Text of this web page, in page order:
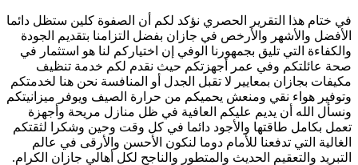
في ختام هذا التقرير الحصري نؤكد لكم أن الصفوة كلين ستظل دائما
الأفضل والأشهر والأرخص في جازان بفضل التزامنا بتقديم الجودة
والكفاءة التي تليق بجمهورنا الوفي إن اختياركم لنا هو استثمار في
صحة عائلتكم وفي عمر أجهزتكم حيث نقدم لكم خدمة تنظيف
مكيفات بجازان بمعايير لا تقبل الجدل أو المنافسة نحن هنا لخدمتكم
وتوفير هواء نقي ومنعش يحميكم من حرارة الصيف ويوفر ميزانيتكم
ونسأل الله أن يديم عليكم العافية في ظل منازل مريحة وأجهزة
تعمل بكامل طاقتها والأجود دائما في كل وقت وحين وشكرا لثقتكم
الغالية التي تدفعنا للأمام دوما لنكون الأحسن والأرقى في عالم
التبريد والتعقيم الحديث والمتطور والناجح لكل أهالي جازان الكرام.